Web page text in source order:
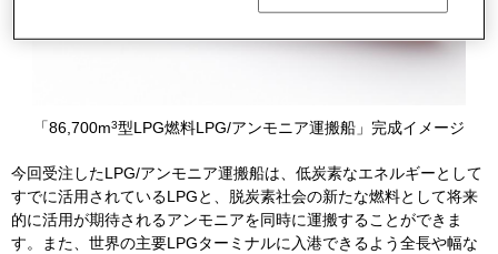
「86,700m3型LPG燃料LPG/アンモニア運搬船」完成イメージ
今回受注したLPG/アンモニア運搬船は、低炭素なエネルギーとして
すでに活用されているLPGと、脱炭素社会の新たな燃料として将来
的に活用が期待されるアンモニアを同時に運搬することができま
す。また、世界の主要LPGターミナルに入港できるよう全長や幅な